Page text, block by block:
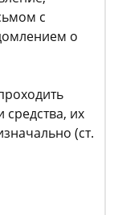
с
о
средства, их
(ст.